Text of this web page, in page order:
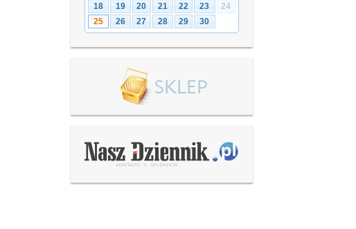
18
19 20 21 22 23
24
25
26 27 28 29 30